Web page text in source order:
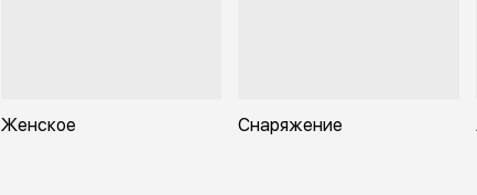
Женское Снаряжение